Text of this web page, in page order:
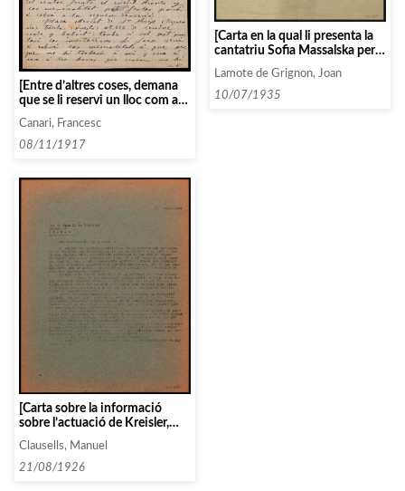
[Entre d’altres coses, demana
que se li reservi un lloc com a
fagotista sempre que es
necessiti que l’orquestra de
l’Associació toqui en algun
Canari, Francesc
08/11/1917
[Carta en la qual li presenta la
cantatriu Sofia Massalska per a
de l’Associació]
Lamote de Grignon, Joan
10/07/1935
[Carta sobre la informació
sobre l’actuació de Kreisler,
que no és del tot certa i sobre
la disposició de Casals per
actuar a Bilbao]
Clausells, Manuel
21/08/1926